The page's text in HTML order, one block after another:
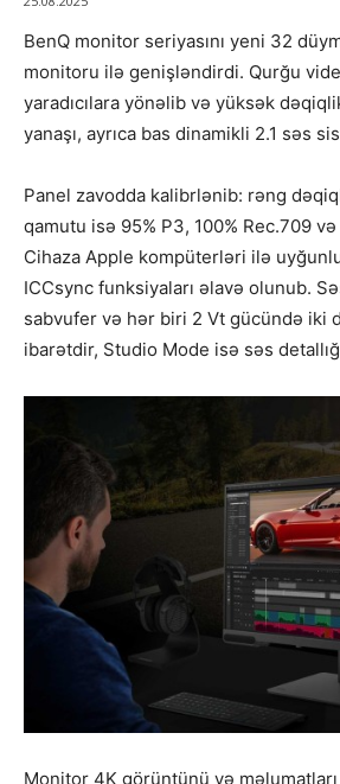
BenQ monitor seriyasını yeni 32
monitoru ilə genişləndirdi. Qurğu
yaradıcılara yönəlib və yüksək
yanaşı, ayrıca bas dinamikli 2.1 səs
Panel zavodda kalibrlənib: rəng
qamutu isə 95% P3, 100% Rec.709
Cihaza Apple kompüterləri ilə
ICCsync funksiyaları əlavə olunub.
sabvufer və hər biri 2 Vt gücündə iki
ibarətdir, Studio Mode isə səs
Monitor 4K görüntünü və